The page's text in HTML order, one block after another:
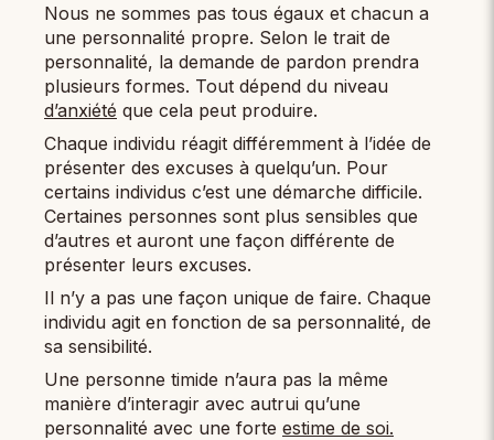
Nous ne sommes pas tous égaux et chacun a
une personnalité propre. Selon le trait de
personnalité, la demande de pardon prendra
plusieurs formes. Tout dépend du niveau
d’anxiété que cela peut produire.
Chaque individu réagit différemment à l’idée de
présenter des excuses à quelqu’un. Pour
certains individus c’est une démarche difficile.
Certaines personnes sont plus sensibles que
d’autres et auront une façon différente de
présenter leurs excuses.
Il n’y a pas une façon unique de faire. Chaque
individu agit en fonction de sa personnalité, de
sa sensibilité.
Une personne timide n’aura pas la même
manière d’interagir avec autrui qu’une
personnalité avec une forte estime de soi.